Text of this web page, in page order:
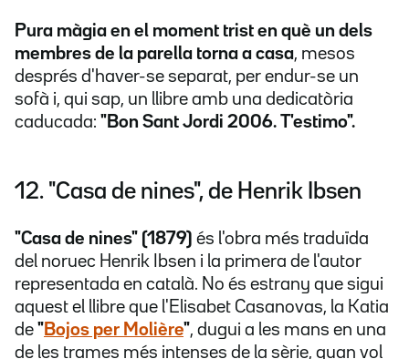
Pura màgia en el moment trist en què un dels
membres de la parella torna a casa, mesos
després d'haver-se separat, per endur-se un
sofà i, qui sap, un llibre amb una dedicatòria
caducada: "Bon Sant Jordi 2006. T'estimo".
12. "Casa de nines", de Henrik Ibsen
"Casa de nines" (1879) és l'obra més traduïda
del noruec Henrik Ibsen i la primera de l'autor
representada en català. No és estrany que sigui
aquest el llibre que l'Elisabet Casanovas, la Katia
de "Bojos per Molière", dugui a les mans en una
de les trames més intenses de la sèrie, quan vol